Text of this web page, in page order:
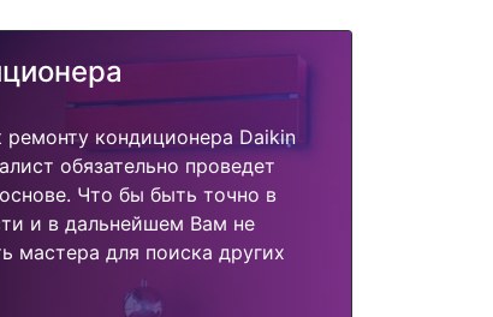
кондиционера Daikin
обязательно проведет
Что бы быть точно в
и в дальнейшем Вам не
мастера для поиска других